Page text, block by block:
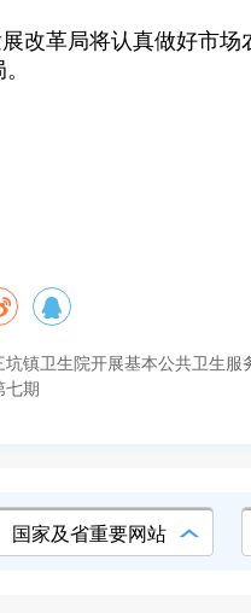
展改革局将认真做好市
镇卫生院开展基本公共卫生
七期
国家及省重要网站